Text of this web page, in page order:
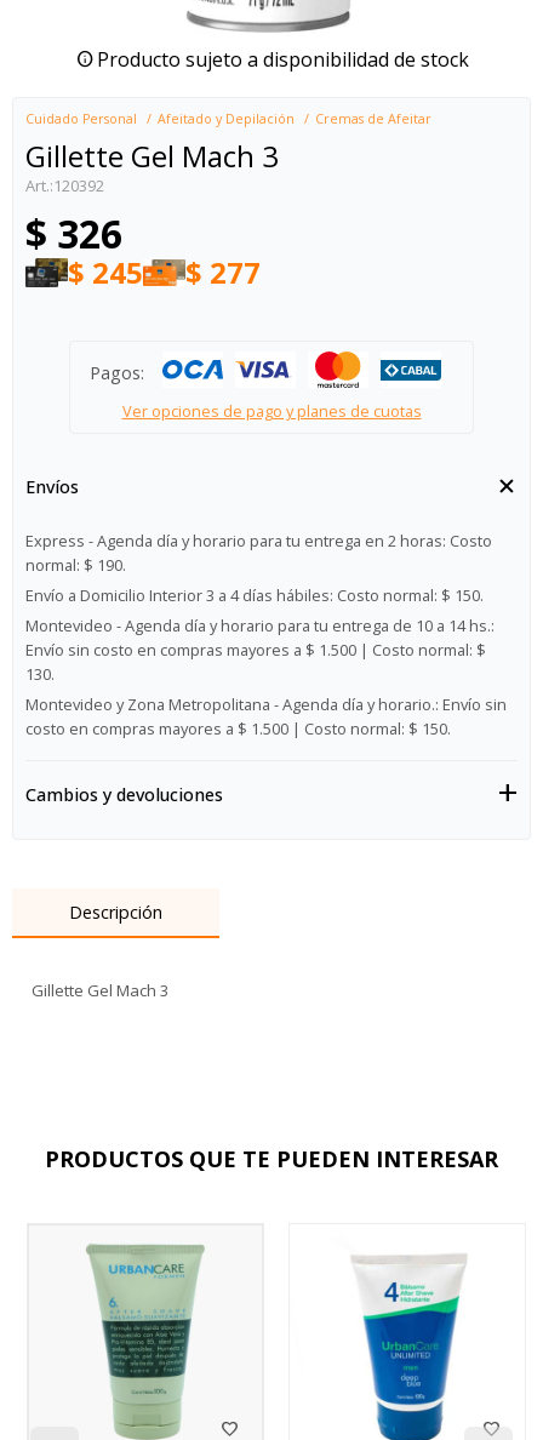
Producto sujeto a disponibilidad de stock
Cuidado Personal Afeitado y Depilación Cremas de Afeitar
Gillette Gel Mach 3
120392
$ 326
$ 245 $ 277
Pagos:
Ver opciones de pago y planes de cuotas
Envíos
Express - Agenda día y horario para tu entrega en 2 horas: Costo
normal: $ 190.
Envío a Domicilio Interior 3 a 4 días hábiles: Costo normal: $ 150.
Montevideo - Agenda día y horario para tu entrega de 10 a 14 hs.:
Envío sin costo en compras mayores a $ 1.500 | Costo normal: $
130.
Montevideo y Zona Metropolitana - Agenda día y horario.: Envío sin
costo en compras mayores a $ 1.500 | Costo normal: $ 150.
Cambios y devoluciones
Descripción
Gillette Gel Mach 3
PRODUCTOS QUE TE PUEDEN INTERESAR